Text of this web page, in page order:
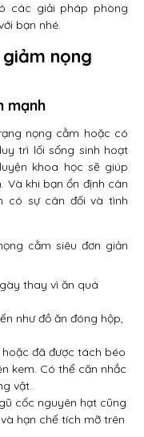
các giải pháp phòng
bạn nhé.
nọng
mạnh
nọng cằm hoặc có
trì lối sống sinh hoạt
khoa học sẽ giúp
Và khi bạn ổn định cân
có sự cân đối và tình
cằm siêu đơn giản
thay vì ăn quá
như đồ ăn đóng hộp,
đã được tách béo
kem. Có thể căn nhắc
vật.
cốc nguyên hạt cũng
hạn chế tích mỡ trên